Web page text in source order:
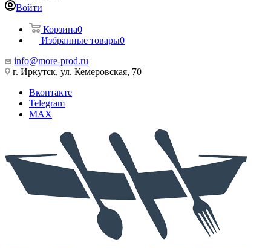
Войти
Корзина0
Избранные товары0
info@more-prod.ru
г. Иркутск, ул. Кемеровская, 70
Вконтакте
Telegram
MAX